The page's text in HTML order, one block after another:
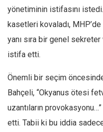
yönetiminin istifasını
kasetleri kovaladı, MHP’de
yanı sıra bir genel
istifa etti.
Önemli bir seçim
Bahçeli, “Okyanus ötesi
uzantıların
etti. Tabii ki bu iddia